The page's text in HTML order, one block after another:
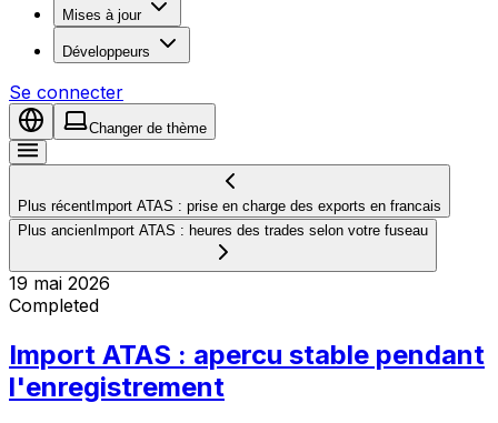
Mises à jour
Développeurs
Se connecter
Changer de thème
Plus récent Import ATAS : prise en charge des exports en francais
Plus ancien Import ATAS : heures des trades selon votre fuseau
19 mai 2026
Completed
Import ATAS : apercu stable pendant
l'enregistrement